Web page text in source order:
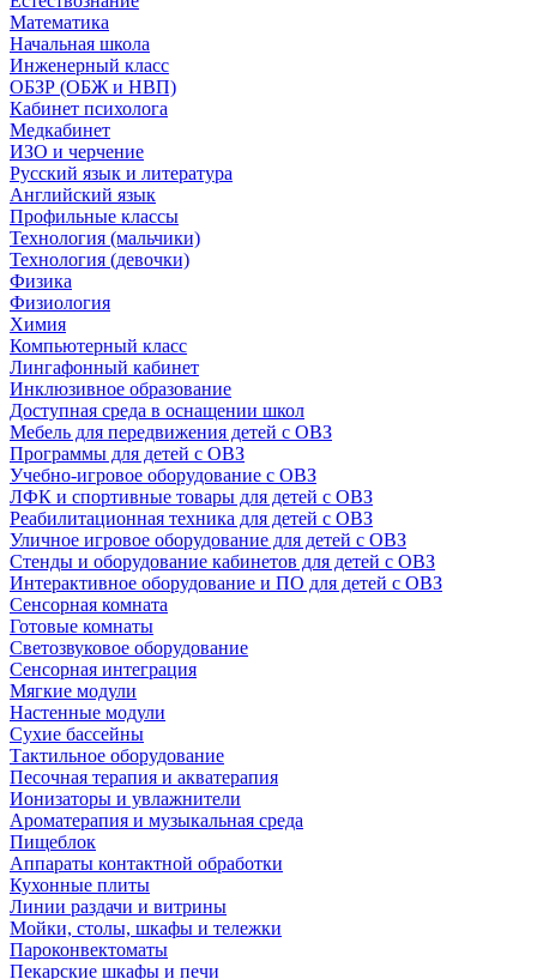
Математика
Начальная школа
Инженерный класс
ОБЗР (ОБЖ и НВП)
Кабинет психолога
Медкабинет
ИЗО и черчение
Русский язык и литература
Английский язык
Профильные классы
Технология (мальчики)
Технология (девочки)
Физика
Физиология
Химия
Компьютерный класс
Лингафонный кабинет
Инклюзивное образование
Доступная среда в оснащении школ
Мебель для передвижения детей с ОВЗ
Программы для детей с ОВЗ
Учебно-игровое оборудование с ОВЗ
ЛФК и спортивные товары для детей с ОВЗ
Реабилитационная техника для детей с ОВЗ
Уличное игровое оборудование для детей с ОВЗ
Стенды и оборудование кабинетов для детей с ОВЗ
Интерактивное оборудование и ПО для детей с ОВЗ
Сенсорная комната
Готовые комнаты
Светозвуковое оборудование
Сенсорная интеграция
Мягкие модули
Настенные модули
Сухие бассейны
Тактильное оборудование
Песочная терапия и акватерапия
Ионизаторы и увлажнители
Ароматерапия и музыкальная среда
Пищеблок
Аппараты контактной обработки
Кухонные плиты
Линии раздачи и витрины
Мойки, столы, шкафы и тележки
Пароконвектоматы
Пекарские шкафы и печи